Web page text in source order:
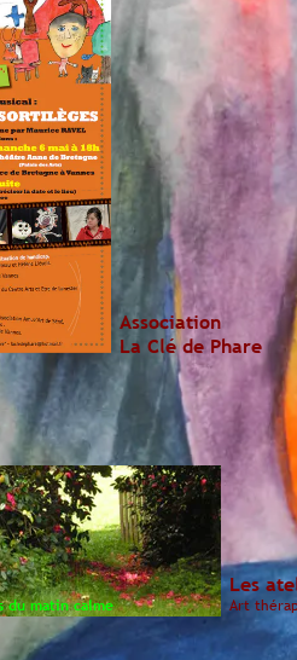
Association
La Clé de Phare
Les
Art
du matin calme